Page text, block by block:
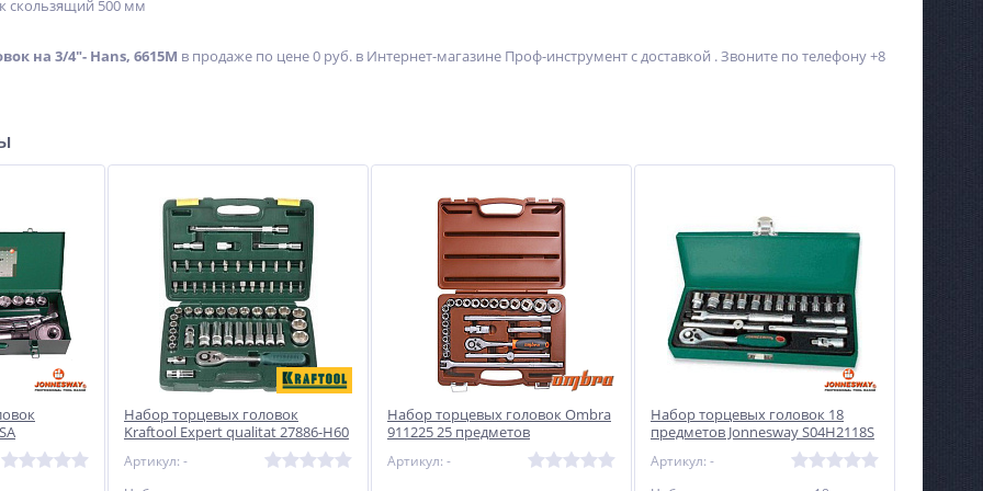
скользящий 500 мм
на 3/4"- Hans, 6615M в продаже по цене 0 руб. в Интернет-магазине Проф-инструмент с доставкой . Звоните по телефону +8
Набор торцевых головок
Kraftool Expert qualitat 27886-H60
Артикул: -
Набор торцевых головок Ombra
911225 25 предметов
Артикул: -
Набор торцевых головок 18
предметов Jonnesway S04H2118S
Артикул: -